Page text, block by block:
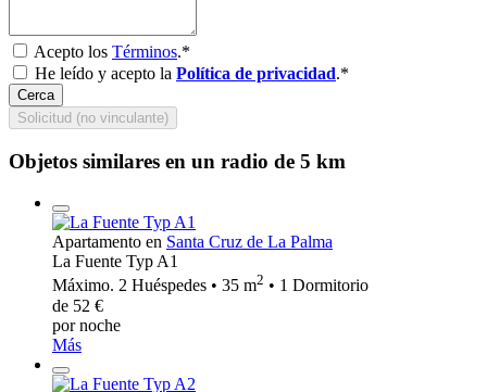
Acepto los Términos.*
He leído y acepto la Política de privacidad.*
Cerca
Solicitud (no vinculante)
Objetos similares en un radio de 5 km
Apartamento en Santa Cruz de La Palma
La Fuente Typ A1
Máximo. 2 Huéspedes • 35 m2 • 1 Dormitorio
de 52 €
por noche
Más